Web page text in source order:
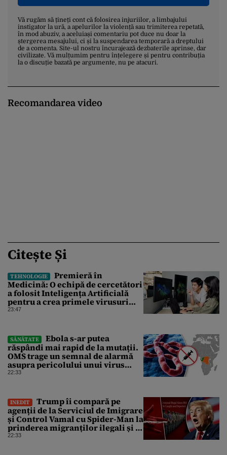
Vă rugăm să țineți cont că folosirea injuriilor, a limbajului
instigator la ură, a apelurilor la violență sau trimiterea repetată,
în mod abuziv, a aceluiași comentariu pot duce nu doar la
ștergerea mesajului, ci și la suspendarea temporară a dreptului
de a comenta. Site-ul nostru încurajează dezbaterile aprinse, dar
civilizate. Vă mulțumim pentru înțelegere și pentru contribuția
la o discuție bazată pe argumente, nu pe atacuri.
Recomandarea video
Citește Și
TEHNOLOGIE
Premieră în
Medicină: O echipă de cercetători
a folosit Inteligența Artificială
pentru a crea primele virusuri
sintetice la tratarea de E.coli
23:47
SĂNĂTATE
Ebola s-ar putea
răspândi mai rapid de la mutații.
OMS trage un semnal de alarmă
asupra pericolului unui virus
pentru care nu există vaccin
22:33
INEDIT
Trump îi compară pe
agenții de la Serviciul de Imigrare
și Control Vamal cu Spider-Man la
prinderea migranților ilegali și a
infractorilor
22:33